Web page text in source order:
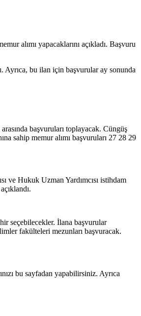
alımı yapacaklarını açıkladı. Başvuru
Ayrıca, bu ilan için başvurular ay sonunda
başvuruları toplayacak. Cüngüş
sahip memur alımı başvuruları 27 28 29
ve Hukuk Uzman Yardımcısı istihdam
seçebilecekler. İlana başvurular
fakülteleri mezunları başvuracak.
bu sayfadan yapabilirsiniz. Ayrıca